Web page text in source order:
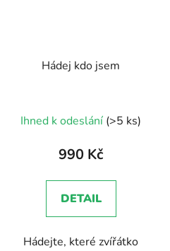
Hádej kdo jsem
Ihned k odeslání (>5 ks)
990 Kč
DETAIL
Hádejte, které zvířátko